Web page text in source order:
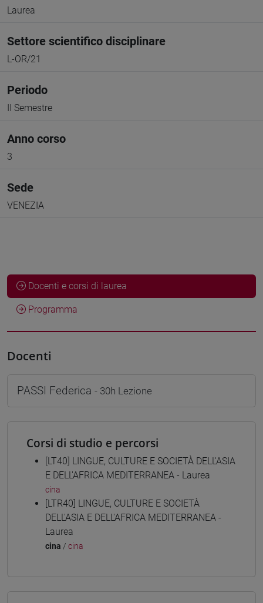
Laurea
Settore scientifico disciplinare
L-OR/21
Periodo
II Semestre
Anno corso
3
Sede
VENEZIA
Docenti e corsi di laurea
Programma
Docenti
PASSI Federica - 30h Lezione
Corsi di studio e percorsi
[LT40] LINGUE, CULTURE E SOCIETÀ DELL'ASIA
E DELL'AFRICA MEDITERRANEA - Laurea
cina
[LTR40] LINGUE, CULTURE E SOCIETÀ
DELL'ASIA E DELL'AFRICA MEDITERRANEA -
Laurea
cina / cina